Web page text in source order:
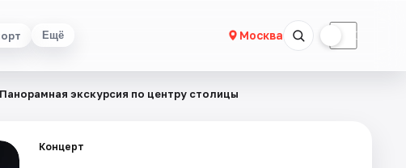
Ещё Москва ☾
экскурсия по центру столицы
Концерт